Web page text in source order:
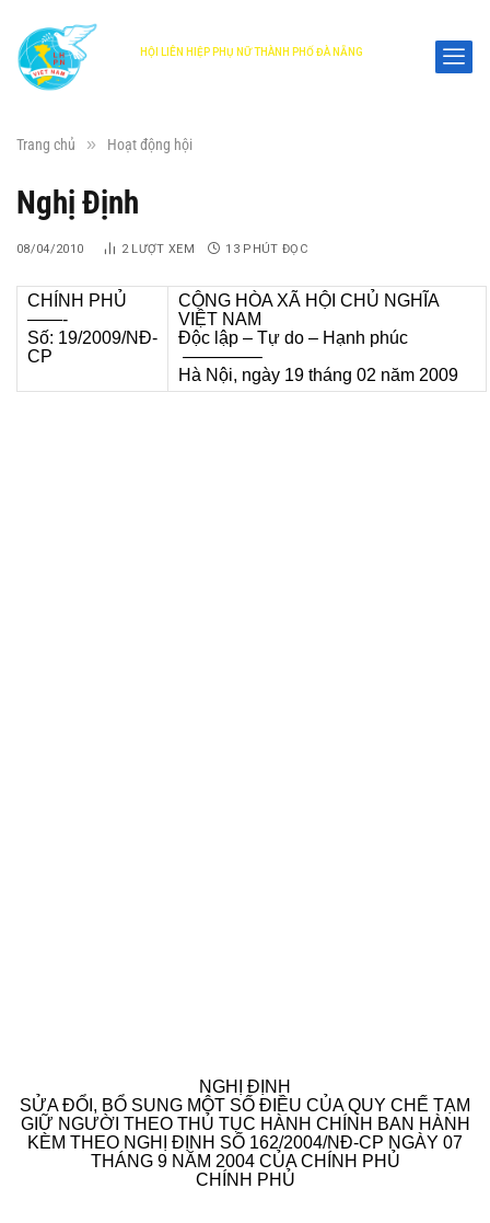
HỘI LIÊN HIỆP PHỤ NỮ THÀNH PHỐ ĐÀ NẴNG
Trang chủ » Hoạt động hội
Nghị Định
08/04/2010 2 LƯỢT XEM 13 PHÚT ĐỌC
CHÍNH PHỦ
——-
Số: 19/2009/NĐ-
CP
CỘNG HÒA XÃ HỘI CHỦ NGHĨA
VIỆT NAM
Độc lập – Tự do – Hạnh phúc
————–
Hà Nội, ngày 19 tháng 02 năm 2009
NGHỊ ĐỊNH
SỬA ĐỔI, BỔ SUNG MỘT SỐ ĐIỀU CỦA QUY CHẾ TẠM
GIỮ NGƯỜI THEO THỦ TỤC HÀNH CHÍNH BAN HÀNH
KÈM THEO NGHỊ ĐỊNH SỐ 162/2004/NĐ-CP NGÀY 07
THÁNG 9 NĂM 2004 CỦA CHÍNH PHỦ
CHÍNH PHỦ